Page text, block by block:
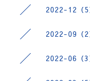
2022-12（5
2022-09（2
2022-06（3